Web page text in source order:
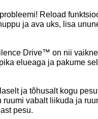
Reload
ja ava uks, lisa
Drive™ on nii
elueaga ja pakume
ja tõhusalt kogu
vabalt liikuda ja
pesu.